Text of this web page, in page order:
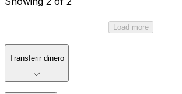
Load more
Transferir dinero